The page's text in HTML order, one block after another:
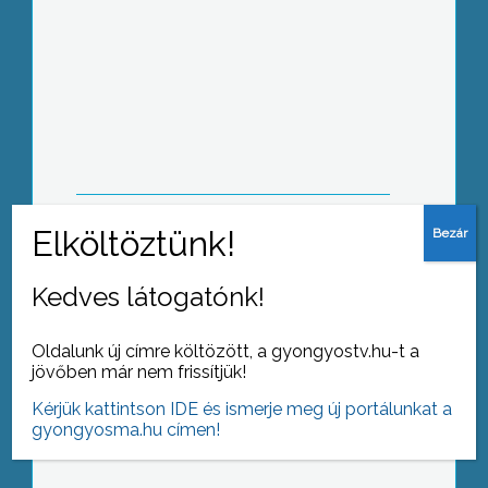
Kiállítás
Kedves látogatónk!
Oldalunk új címre költözött, a gyongyostv.hu-t a
jövőben már nem frissítjük!
Kérjük kattintson IDE és ismerje meg új portálunkat a
gyongyosma.hu címen!